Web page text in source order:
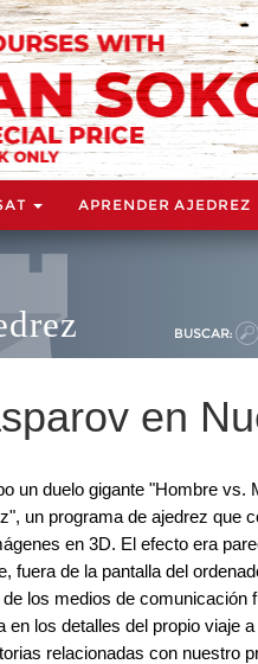
APRENDER AJEDREZ
BUSCAR:
en
un duelo gigante "Hombre vs.
un programa de ajedrez que
en 3D. El efecto era
fuera de la pantalla del
los medios de comunicación
en los detalles del propio viaje
relacionadas con nuestro